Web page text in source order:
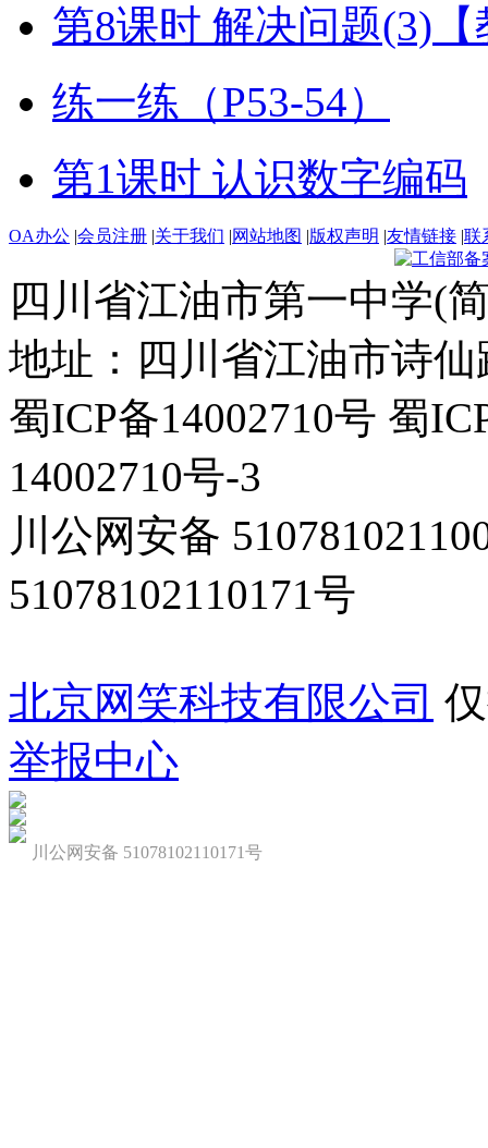
第8课时 解决问题(3)
练一练（P53-54）
第1课时 认识数字编码
OA办公 |会员注册 |关于我们 |网站地图 |版权声明 |友情链接 |联
四川省江油市第一中学(
地址：四川省江油市诗仙
蜀ICP备14002710号 蜀
14002710号-3
川公网安备
51078102110171号
北京网笑科技有限公司
举报中心
川公网安备 51078102110171号